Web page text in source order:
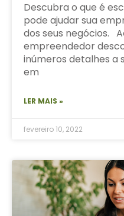
Descubra o que é
pode ajudar sua
dos seus negócios.
empreendedor
inúmeros detalhes a
em
LER MAIS »
fevereiro 10, 2022